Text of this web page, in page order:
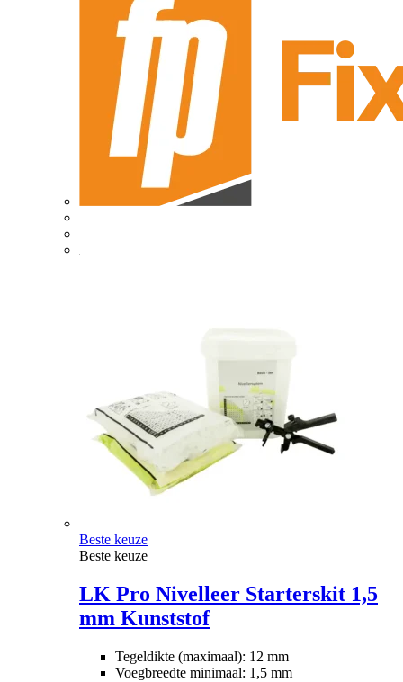
Beste keuze
Beste keuze
LK Pro Nivelleer Starterskit 1,5
mm Kunststof
Tegeldikte (maximaal): 12 mm
Voegbreedte minimaal: 1,5 mm